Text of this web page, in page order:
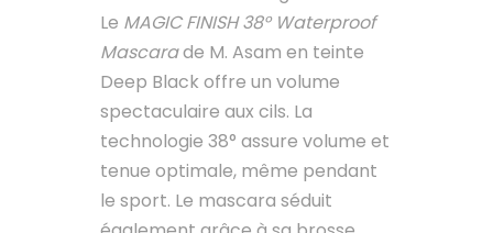
Le MAGIC FINISH 38° Waterproof
Mascarade M. Asam en teinte
Deep Black offre un volume
spectaculaire aux cils. La
technologie 38° assure volume et
tenue optimale, même pendant
le sport. Le mascara séduit